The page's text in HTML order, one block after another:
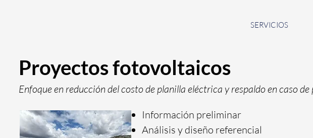
SERVICIOS
Proyectos fotovoltaicos
Enfoque en reducción del costo de planilla eléctrica y respaldo en caso
Información preliminar
Análisis y diseño referencial